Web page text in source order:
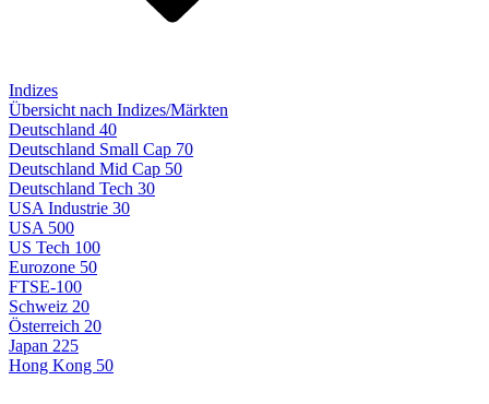
Indizes
Übersicht nach Indizes/Märkten
Deutschland 40
Deutschland Small Cap 70
Deutschland Mid Cap 50
Deutschland Tech 30
USA Industrie 30
USA 500
US Tech 100
Eurozone 50
FTSE-100
Schweiz 20
Österreich 20
Japan 225
Hong Kong 50